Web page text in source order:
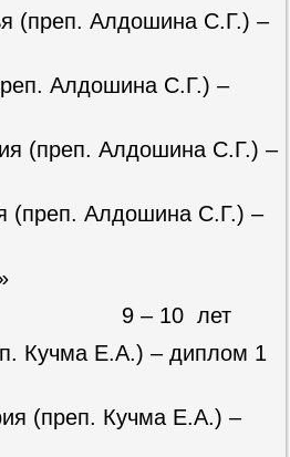
(преп. Алдошина С.Г.) –
Алдошина С.Г.) –
(преп. Алдошина С.Г.) –
(преп. Алдошина С.Г.) –
лет
Кучма Е.А.) – диплом 1
(преп. Кучма Е.А.) –